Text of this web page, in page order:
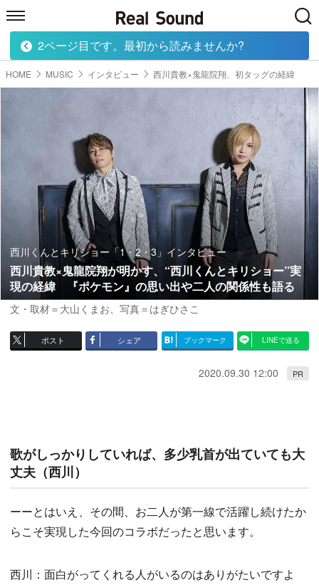
HOME MUSIC MOVIE TECH
HOME MUSIC インタビュー 西川貴教×鬼龍院翔、初タッグの経緯
西川くんとキリショー「1・2・3」インタビュー
西川貴教×鬼龍院翔が明かす、“西川くんとキリショー”実
現の経緯 『ポケモン』の思い出や二人の関係性も語る
文・取材＝大山くまお、写真＝はぎひさこ
ポスト シェア ブックマーク LINEで送る
2020.09.30 12:00 PR
歌がしっかりしていれば、多少乳首が出ていても大
丈夫（西川）
ーーとはいえ、その間、お二人が第一線で活躍し続けたか
らこそ実現した今回のコラボだったと思います。
西川：面白がってくれる人がいるのはありがたいですよ
2ページ目です。最初から読みませんか?